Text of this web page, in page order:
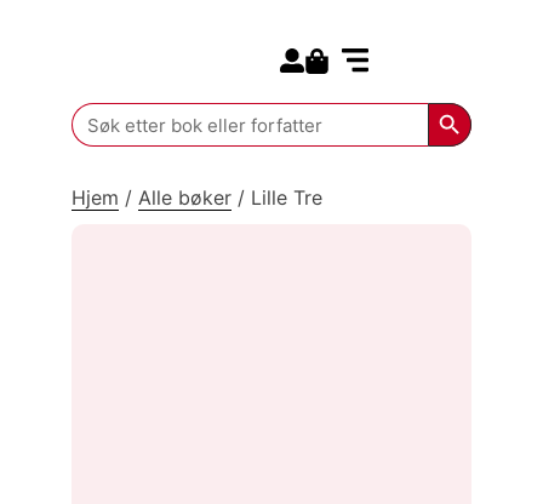
Search
for:
Search
Hjem / Alle bøker / Lille Tre